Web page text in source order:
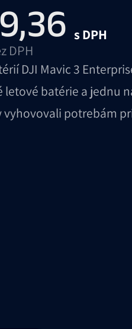
s DPH
DPH
DJI Mavic 3
batérie a jednu
vyhovovali potrebám